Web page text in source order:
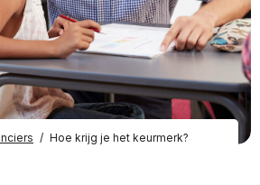
/ Hoe krijg je het keurmerk?